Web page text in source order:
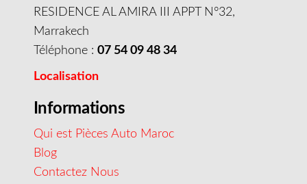
RESIDENCE AL AMIRA III APPT N°32,
Marrakech
Téléphone : 07 54 09 48 34
Localisation
Informations
Qui est Pièces Auto Maroc
Blog
Contactez Nous